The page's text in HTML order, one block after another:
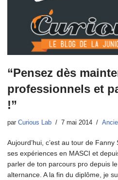
“Pensez dès
professionnels et
!”
par Curious Lab 7 mai 2014
Aujourd’hui, c’est au tour de
ses expériences en MASCI et
parler de ton parcours pro depuis
alternance. A la fin du diplôme, je